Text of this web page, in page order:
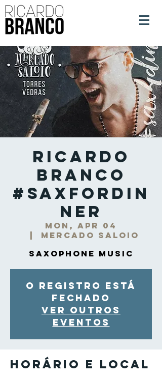
Ricardo
Branco
#SaxForDin
ner
Mon, Apr 04
Mercado Saloio
Saxophone Music
O registro está
fechado
Ver outros
eventos
Horário e local